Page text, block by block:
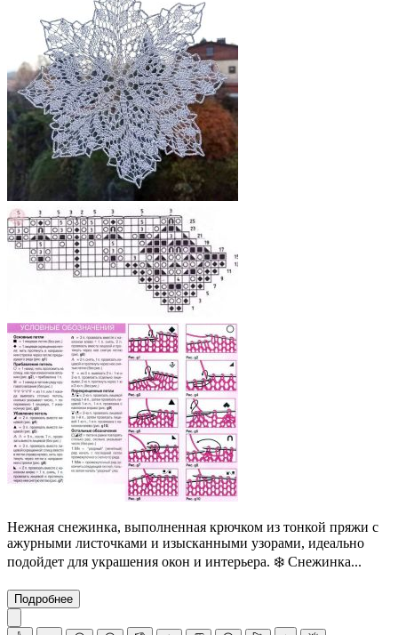
Нежная снежинка, выполненная крючком из тонкой пряжи с
ажурными листочками и изысканными узорами, идеально
подойдет для украшения окон и интерьера. ❄️ Снежинка...
Подробнее